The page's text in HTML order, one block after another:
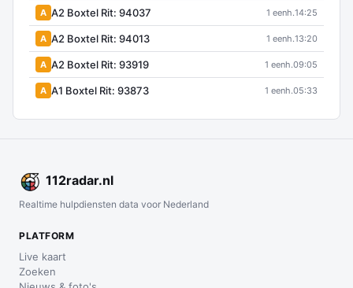
A A2 Boxtel Rit: 94037 1 eenh.14:25
A A2 Boxtel Rit: 94013 1 eenh.13:20
A A2 Boxtel Rit: 93919 1 eenh.09:05
A A1 Boxtel Rit: 93873 1 eenh.05:33
112radar.nl
Realtime hulpdiensten data voor Nederland
PLATFORM
Live kaart
Zoeken